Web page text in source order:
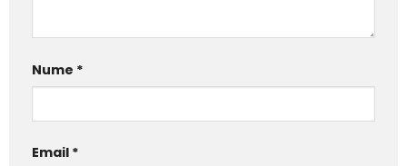
Nume *
Email *